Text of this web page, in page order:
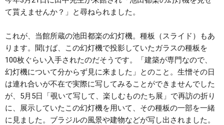
て貰えませんか？」と尋ねられました。
これが、当館所蔵の池田都楽の幻灯機。種板（スライド）もあ
ります。聞けば、この幻灯機で投影していたガラスの種板を
100枚ぐらい入手されたのだそうです。「建築が専門なので、
幻灯機について分からず見に来ました」とのこと。生憎その日
は連れ合いが不在で実際に写してみることができませんでした
が、5月5日「覗いて写して、楽しむものたち展」で再訪の折り
に、展示していたこの幻灯機を用いて、その種板の一部を一緒
に見ました。ブラジルの風景や建物などが写し出されました。